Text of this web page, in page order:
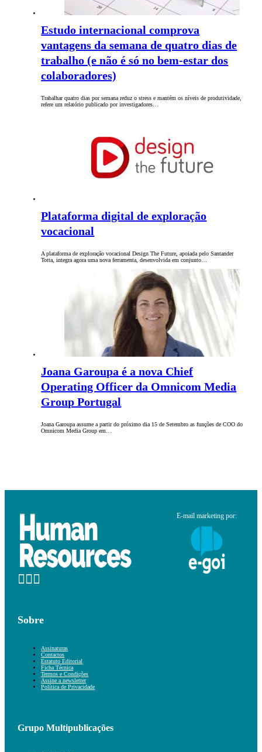
Estudo internacional comprova
vantagens da semana de quatro dias de
trabalho (e não é só no bem-estar dos
colaboradores)
Trabalhar quatro dias por semana reduz o stress e mantém os níveis de produtividade,
refere um relatório publicado por investigadores…
Plataforma digital de exploração
vocacional
A plataforma de exploração vocacional Design The Future, apoiada pelo Santander
Totta, integra agora uma nova ferramenta, desenvolvida em conjunto…
Joana Garoupa é a nova Chief
Operating Officer da Omnicom Media
Group Portugal
Joana Garoupa assume a partir do próximo dia 15 de Setembro as funções de COO do
Omnicom Media Group em…
E-mail marketing por:
Sobre
Assinaturas
Contactos
Estatuto Editorial
Ficha Técnica
Termos e Condições
Assine a newsletter
Política de Privacidade
Grupo Multipublicações